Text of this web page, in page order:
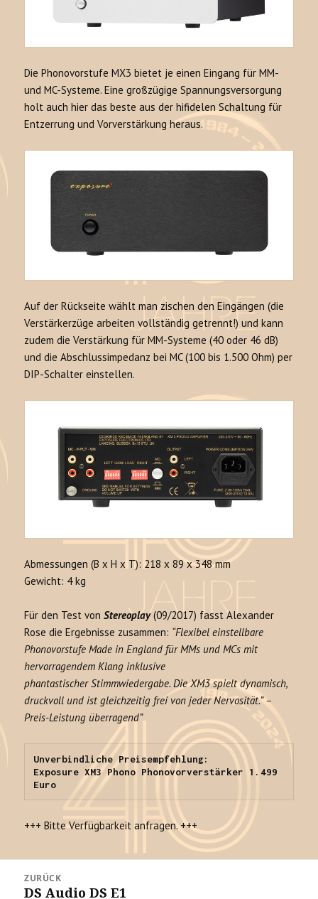
Die Phonovorstufe MX3 bietet je einen Eingang für MM-
und MC-Systeme. Eine großzügige Spannungsversorgung
holt auch hier das beste aus der hifidelen Schaltung für
Entzerrung und Vorverstärkung heraus.
Auf der Rückseite wählt man zischen den Eingängen (die
Verstärkerzüge arbeiten vollständig getrennt!) und kann
zudem die Verstärkung für MM-Systeme (40 oder 46 dB)
und die Abschlussimpedanz bei MC (100 bis 1.500 Ohm) per
DIP-Schalter einstellen.
Abmessungen (B x H x T): 218 x 89 x 348 mm
Gewicht: 4 kg
Für den Test vonStereoplay(09/2017) fasst Alexander
Rose die Ergebnisse zusammen: “Flexibel einstellbare
Phonovorstufe Made in England für MMs und MCs mit
hervorragendem Klang inklusive
phantastischer Stimmwiedergabe. Die XM3 spielt dynamisch,
druckvoll und ist gleichzeitig frei von jeder Nervosität.” –
Preis-Leistung überragend”
Unverbindliche Preisempfehlung:
Exposure XM3 Phono Phonovorverstärker 1.499
Euro
+++ Bitte Verfügbarkeit anfragen. +++
Navigation
ZURÜCK
Vorheriger
DS Audio DS E1